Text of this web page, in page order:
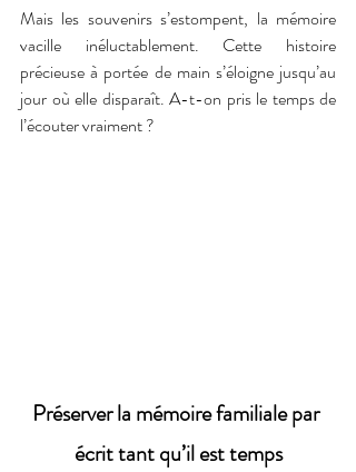
Mais les souvenirs s’estompent, la mémoire
vacille inéluctablement. Cette histoire
précieuse à portée de main s’éloigne jusqu’au
jour où elle disparaît. A-t-on pris le temps de
l’écouter vraiment ?
Préserver la mémoire familiale par
écrit tant qu’il est temps